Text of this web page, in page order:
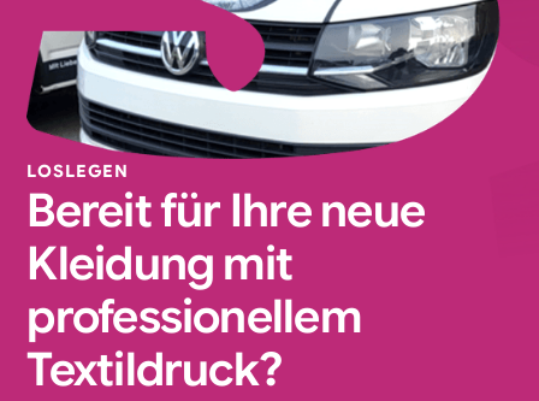
LOSLEGEN
Bereit für Ihre neue
Kleidung mit
professionellem
Textildruck?